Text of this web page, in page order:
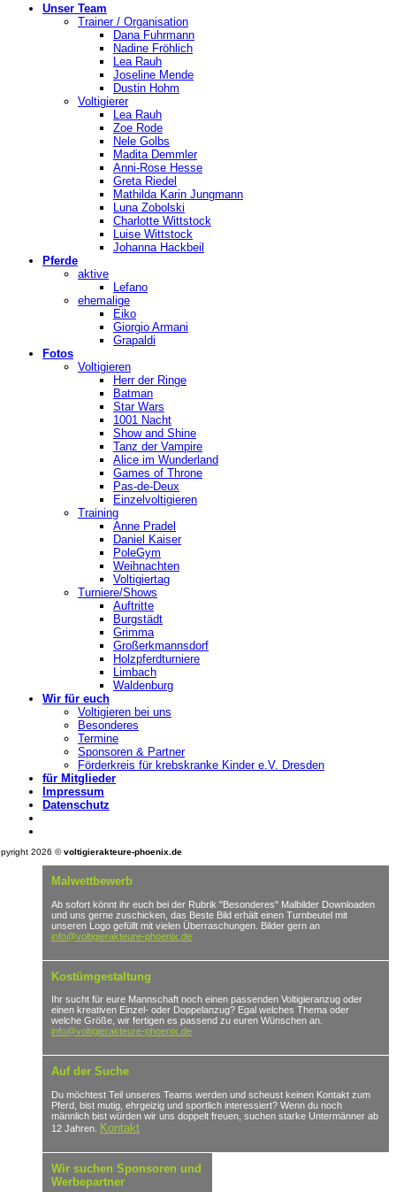
Unser Team
Trainer / Organisation
Dana Fuhrmann
Nadine Fröhlich
Lea Rauh
Joseline Mende
Dustin Hohm
Voltigierer
Lea Rauh
Zoe Rode
Nele Golbs
Madita Demmler
Anni-Rose Hesse
Greta Riedel
Mathilda Karin Jungmann
Luna Zobolski
Charlotte Wittstock
Luise Wittstock
Johanna Hackbeil
Pferde
aktive
Lefano
ehemalige
Eiko
Giorgio Armani
Grapaldi
Fotos
Voltigieren
Herr der Ringe
Batman
Star Wars
1001 Nacht
Show and Shine
Tanz der Vampire
Alice im Wunderland
Games of Throne
Pas-de-Deux
Einzelvoltigieren
Training
Anne Pradel
Daniel Kaiser
PoleGym
Weihnachten
Voltigiertag
Turniere/Shows
Auftritte
Burgstädt
Grimma
Großerkmannsdorf
Holzpferdturniere
Limbach
Waldenburg
Wir für euch
Voltigieren bei uns
Besonderes
Termine
Sponsoren & Partner
Förderkreis für krebskranke Kinder e.V. Dresden
für Mitglieder
Impressum
Datenschutz
2026 ©voltigierakteure-phoenix.de
Malwettbewerb
Ab sofort könnt ihr euch bei der Rubrik "Besonderes" Malbilder Downloaden
und uns gerne zuschicken, das Beste Bild erhält einen Turnbeutel mit
unseren Logo gefüllt mit vielen Überraschungen. Bilder gern an
info@voltigierakteure-phoenix.de
Kostümgestaltung
Ihr sucht für eure Mannschaft noch einen passenden Voltigieranzug oder
einen kreativen Einzel- oder Doppelanzug? Egal welches Thema oder
welche Größe, wir fertigen es passend zu euren Wünschen an.
info@voltigierakteure-phoenix.de
Auf der Suche
Du möchtest Teil unseres Teams werden und scheust keinen Kontakt zum
Pferd, bist mutig, ehrgeizig und sportlich interessiert? Wenn du noch
männlich bist würden wir uns doppelt freuen, suchen starke Untermänner ab
12 Jahren.
Kontakt
Wir suchen Sponsoren und
Werbepartner